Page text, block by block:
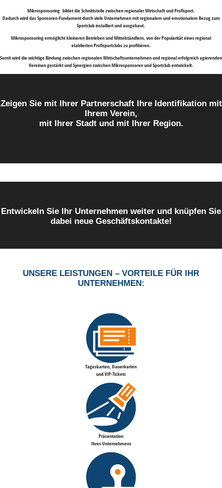
Mikrosponsoring bildet die Schnittstelle zwischen regionaler Wirtschaft und Profisport.
Dadurch wird das Sponsoren-Fundament durch viele Unternehmen mit regionalem und emotionalem Bezug zum
Sportclub installiert und ausgebaut.
Mikrosponsoring ermöglicht kleineren Betrieben und Mittelständlern, von der Popularität eines regional
etablierten Profisportclubs zu profitieren.
Somit wird die wichtige Bindung zwischen regionalen Wirtschaftsunternehmen und regional erfolgreich agierenden
Vereinen gestärkt und Synergien zwischen Mikrosponsoren und Sportclub entwickelt.
Zeigen Sie mit Ihrer Partnerschaft Ihre Identifikation mit
Ihrem Verein,
mit Ihrer Stadt und mit Ihrer Region.
Entwickeln Sie Ihr Unternehmen weiter und knüpfen Sie
dabei neue Geschäftskontakte!
UNSERE LEISTUNGEN – VORTEILE FÜR IHR
UNTERNEHMEN:
Tageskarten, Dauerkarten
und VIP-Tickets
Präsentation
Ihres Unternehmens